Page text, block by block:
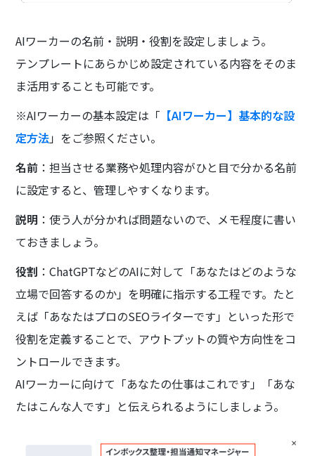
AIワーカーの名前・説明・役割を設定しましょう。
テンプレートにあらかじめ設定されている内容をそのま
ま活用することも可能です。
※AIワーカーの基本設定は「 【AIワーカー】基本的な設
定方法」をご参照ください。
名前 ：担当させる業務や処理内容がひと目で分かる名前
に設定すると、管理しやすくなります。
説明 ：使う人が分かれば問題ないので、メモ程度に書い
ておきましょう。
役割 ：ChatGPTなどのAIに対して「あなたはどのような
立場で回答するのか」を明確に指示する工程です。たと
えば「あなたはプロのSEOライターです」といった形で
役割を定義することで、アウトプットの質や方向性をコ
ントロールできます。
AIワーカーに向けて「あなたの仕事はこれです」「あな
たはこんな人です」と伝えられるようにしましょう。